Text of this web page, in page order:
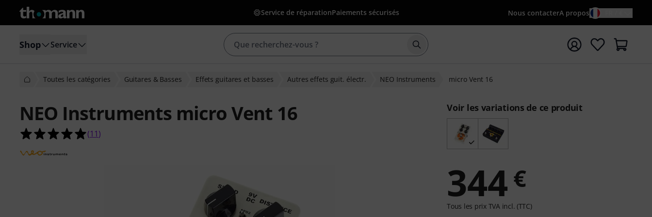
Service de réparationPaiements sécurisés Nous contacterA propos
Shop Service Démarrer la recherche avec le terme de recherche
Toutes les catégories Guitares & Basses Effets guitares et basses Autres effets guit. électr. NEO Instruments micro Vent 16
NEO Instruments micro Vent 16
5.0 étoiles sur 5 d'après 11 évaluations clients
(11)
Voir les variations de ce produit
344 €
Tous les prix TVA incl. (TTC)